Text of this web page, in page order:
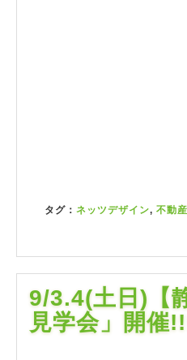
タグ： ネッツデザイン, 不動
9/3.4(土日)【
見学会」開催